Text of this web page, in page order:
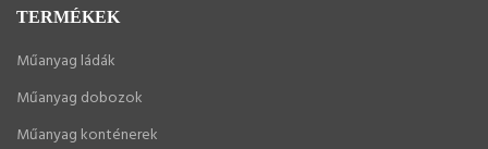
TERMÉKEK
Műanyag ládák
Műanyag dobozok
Műanyag konténerek